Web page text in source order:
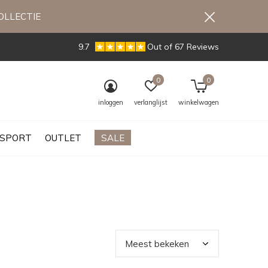
SPORT OUTLET SALE
inloggen verlanglijst
0
winkelwagen
0
9.7 Out of 67 Reviews